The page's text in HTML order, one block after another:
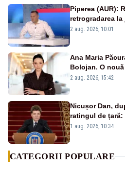
Piperea (AUR):
retrogradarea
catastrofă
2 aug. 2026, 10:01
Ana Maria
Bolojan. O
emisiunii „Miza
2 aug. 2026, 15:42
Nicușor Dan,
ratingul de
politic, România
1 aug. 2026, 10:34
CATEGORII POPULARE